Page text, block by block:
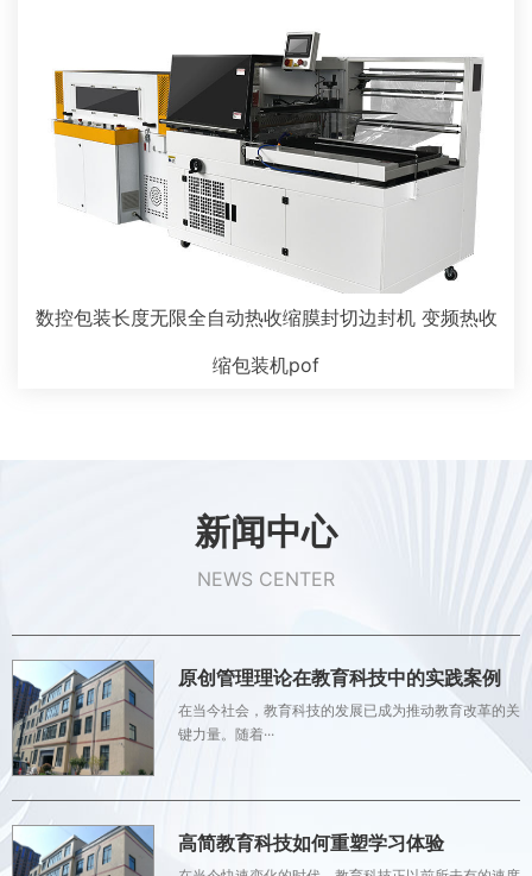
数控包装长度无限全自动热收缩膜封切边封机 变频热收
缩包装机pof
新闻中心
NEWS CENTER
原创管理理论在教育科技中的实践案例
在当今社会，教育科技的发展已成为推动教育改革的关
键力量。随着···
高简教育科技如何重塑学习体验